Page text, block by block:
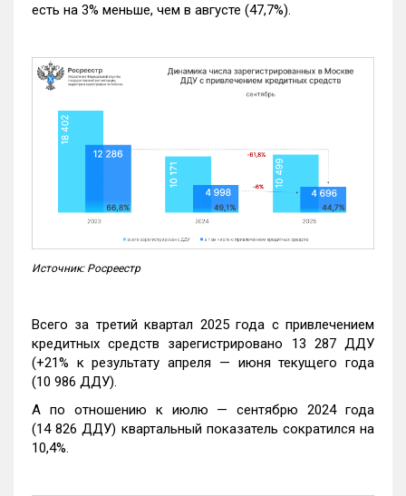
есть на 3% меньше, чем в августе (47,7%).
Источник: Росреестр
Всего за третий квартал 2025 года с привлечением
кредитных средств зарегистрировано 13 287 ДДУ
(+21% к результату апреля — июня текущего года
(10 986 ДДУ).
А по отношению к июлю — сентябрю 2024 года
(14 826 ДДУ) квартальный показатель сократился на
10,4%.